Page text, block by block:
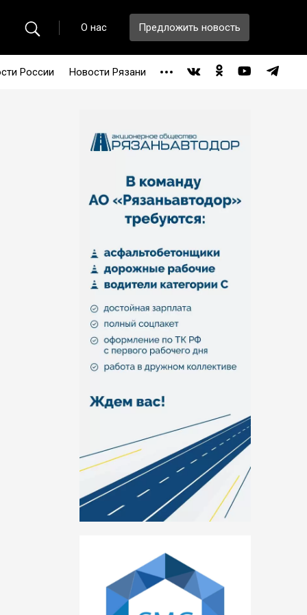
О нас Предложить новость
России Новости Рязани